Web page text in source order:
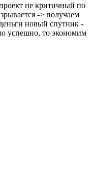
не критичный по
-> получаем
новый спутник -
успешно, то экономим